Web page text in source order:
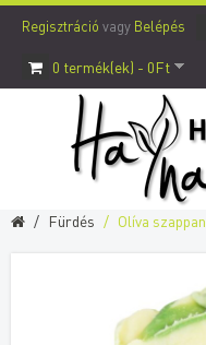
Regisztráció vagy Belépés
0 termék(ek) - 0Ft
Fürdés Olíva szappan